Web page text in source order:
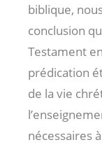
biblique,
conclusion
Testament
prédication
de la vie
nécessaires